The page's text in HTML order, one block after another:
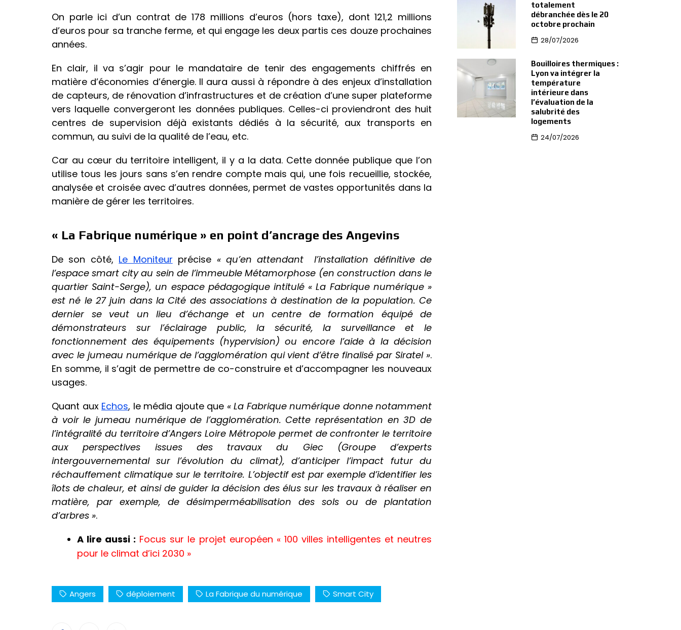
On parle ici d’un contrat de 178 millions d’euros (hors taxe), dont 121,2 millions
d’euros pour sa tranche ferme, et qui engage les deux partis ces douze prochaines
années.
En clair, il va s’agir pour le mandataire de tenir des engagements chiffrés en
matière d’économies d’énergie. Il aura aussi à répondre à des enjeux d’installation
de capteurs, de rénovation d’infrastructures et de création d’une super plateforme
vers laquelle convergeront les données publiques. Celles-ci proviendront des huit
centres de supervision déjà existants dédiés à la sécurité, aux transports en
commun, au suivi de la qualité de l’eau, etc.
Car au cœur du territoire intelligent, il y a la data. Cette donnée publique que l’on
utilise tous les jours sans s’en rendre compte mais qui, une fois recueillie, stockée,
analysée et croisée avec d’autres données, permet de vastes opportunités dans la
manière de gérer les territoires.
« La Fabrique numérique » en point d’ancrage des Angevins
De son côté, Le Moniteur précise « qu’en attendant l’installation définitive de
l’espace smart city au sein de l’immeuble Métamorphose (en construction dans le
quartier Saint-Serge), un espace pédagogique intitulé « La Fabrique numérique »
est né le 27 juin dans la Cité des associations à destination de la population. Ce
dernier se veut un lieu d’échange et un centre de formation équipé de
démonstrateurs sur l’éclairage public, la sécurité, la surveillance et le
fonctionnement des équipements (hypervision) ou encore l’aide à la décision
avec le jumeau numérique de l’agglomération qui vient d’être finalisé par Siratel ».
En somme, il s’agit de permettre de co-construire et d’accompagner les nouveaux
usages.
Quant aux Echos, le média ajoute que « La Fabrique numérique donne notamment
à voir le jumeau numérique de l’agglomération. Cette représentation en 3D de
l’intégralité du territoire d’Angers Loire Métropole permet de confronter le territoire
aux perspectives issues des travaux du Giec (Groupe d’experts
intergouvernemental sur l’évolution du climat), d’anticiper l’impact futur du
réchauffement climatique sur le territoire. L’objectif est par exemple d’identifier les
îlots de chaleur, et ainsi de guider la décision des élus sur les travaux à réaliser en
matière, par exemple, de désimperméabilisation des sols ou de plantation
d’arbres ».
A lire aussi : Focus sur le projet européen « 100 villes intelligentes et neutres
pour le climat d’ici 2030 »
Angers déploiement La Fabrique du numérique Smart City
totalement
débranchée dès le 20
octobre prochain
28/07/2026
Bouilloires thermiques :
Lyon va intégrer la
température
intérieure dans
l’évaluation de la
salubrité des
logements
24/07/2026